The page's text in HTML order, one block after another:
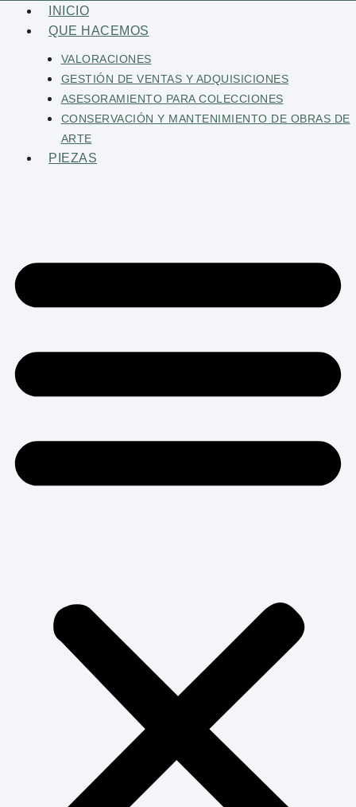
Saltar
INICIO
QUE HACEMOS
VALORACIONES
GESTIÓN DE VENTAS Y ADQUISICIONES
ASESORAMIENTO PARA COLECCIONES
CONSERVACIÓN Y MANTENIMIENTO DE OBRAS DE
ARTE
PIEZAS